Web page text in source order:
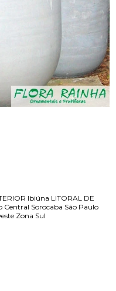
Ibiúna LITORAL DE
Central Sorocaba São Paulo
Zona Sul